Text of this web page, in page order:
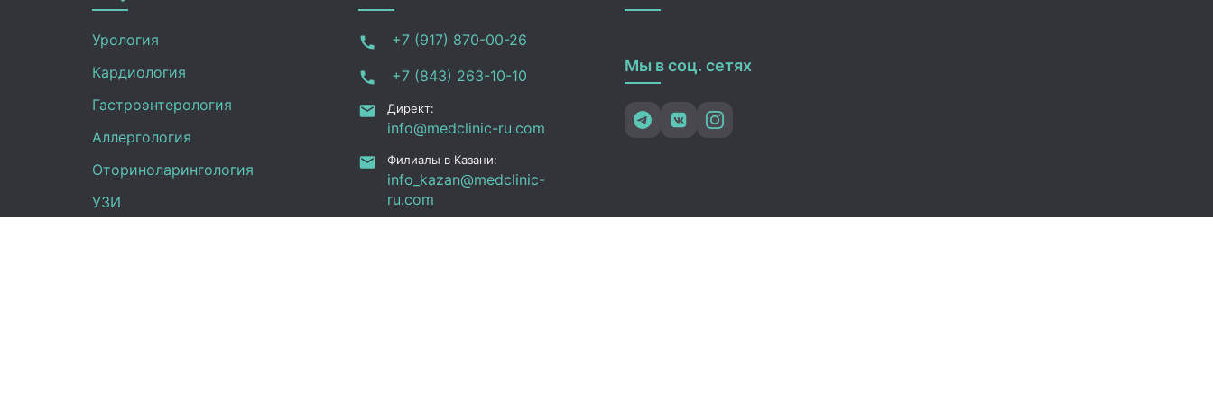
Урология
Кардиология
Гастроэнтерология
Аллергология
Оториноларингология
УЗИ
+7 (917) 870-00-26
+7 (843) 263-10-10
Директ:
info@medclinic-ru.com
Филиалы в Казани:
info_kazan@medclinic-
ru.com
Мы в соц. сетях